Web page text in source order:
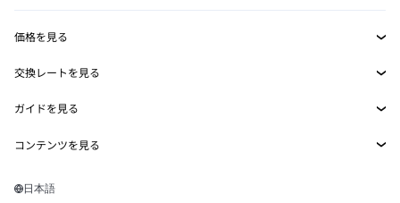
MetaMask Connect
Snaps
Web3サービス
セキュリティ
サポート
キャリア
価格を見る
イーサリアムの価格
Solanaの価格
Tetherの価格
交換レートを見る
ETH→USD
USDT→INR
BTC→INR
ガイドを見る
ETHの購入
コンテンツを見る
Solanaウォレット
日本語